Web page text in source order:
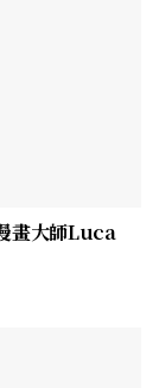
畫大師Luca